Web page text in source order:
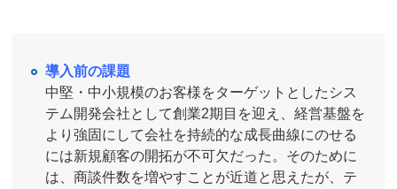
導入前の課題
中堅・中小規模のお客様をターゲットとしたシス
テム開発会社として創業2期目を迎え、経営基盤を
より強固にして会社を持続的な成長曲線にのせる
には新規顧客の開拓が不可欠だった。そのために
は、商談件数を増やすことが近道と思えたが、テ